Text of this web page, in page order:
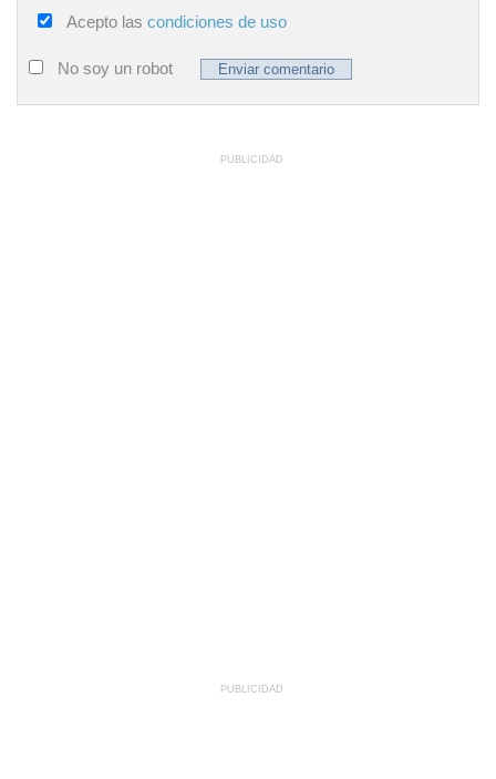
Acepto las condiciones de uso
No soy un robot
PUBLICIDAD
PUBLICIDAD